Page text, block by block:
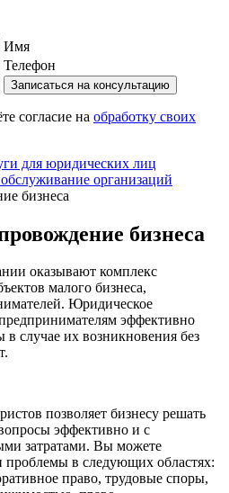
Имя
Телефон
Записаться на консультацию
согласие на обработку своих
для юридических лиц
организаций
бизнеса
бизнеса
оказывают комплекс
малого бизнеса,
Юридическое
эффективно
случае их возникновения без
позволяет бизнесу решать
эффективно и с
затратами. Вы можете
в следующих областях:
право, трудовые споры,